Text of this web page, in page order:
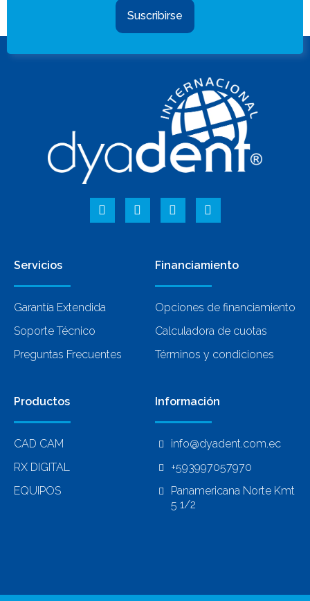
Suscribirse
Servicios
Garantía Extendida
Soporte Técnico
Preguntas Frecuentes
Financiamiento
Opciones de financiamiento
Calculadora de cuotas
Términos y condiciones
Productos
CAD CAM
RX DIGITAL
EQUIPOS
Información
info@dyadent.com.ec
+593997057970
Panamericana Norte Kmt
5 1/2